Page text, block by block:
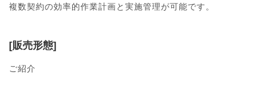
複数契約の効率的作業計画と実施管理が可能です。
[販売形態]
ご紹介